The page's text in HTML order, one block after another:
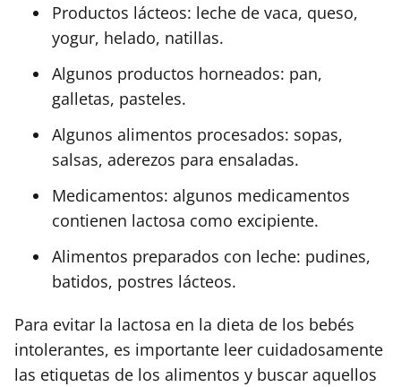
Productos lácteos: leche de vaca, queso,
yogur, helado, natillas.
Algunos productos horneados: pan,
galletas, pasteles.
Algunos alimentos procesados: sopas,
salsas, aderezos para ensaladas.
Medicamentos: algunos medicamentos
contienen lactosa como excipiente.
Alimentos preparados con leche: pudines,
batidos, postres lácteos.
Para evitar la lactosa en la dieta de los bebés
intolerantes, es importante leer cuidadosamente
las etiquetas de los alimentos y buscar aquellos